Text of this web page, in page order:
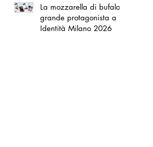
La mozzarella di bufala
grande protagonista a
Identità Milano 2026